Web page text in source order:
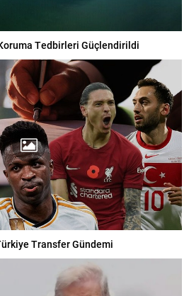
Tedbirleri Güçlendirildi
Transfer Gündemi